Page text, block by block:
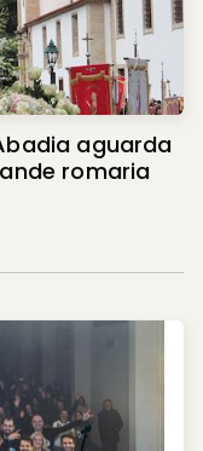
aguarda
romaria